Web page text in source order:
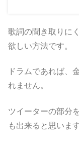
歌詞の聞き取りに
欲しい方法です。
ドラムであれば、
れません。
ツイーターの部分
も出来ると思います